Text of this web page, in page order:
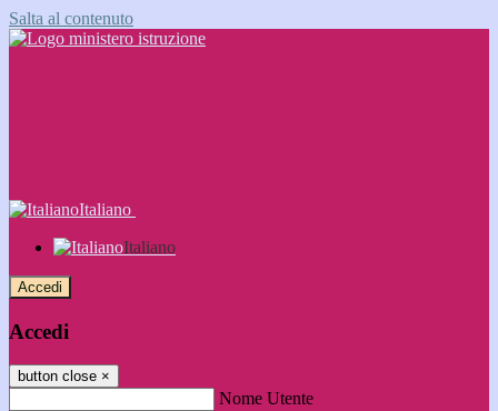
Salta al contenuto
Italiano
Italiano
Accedi
Accedi
button close ×
Nome Utente